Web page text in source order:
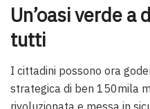
Un’oasi verde a
tutti
I cittadini possono ora
strategica di ben 150mila
rivoluzionata e messa in